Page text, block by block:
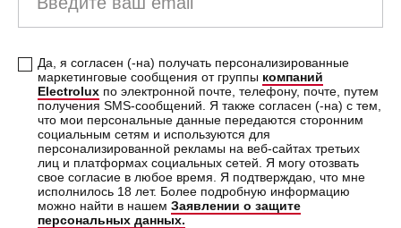
ваш
Да, я согласен (-на) получать персонализированные
маркетинговые сообщения от группы компаний
Electrolux по электронной почте, телефону, почте, путем
получения SMS-сообщений. Я также согласен (-на) с тем,
что мои персональные данные передаются сторонним
социальным сетям и используются для
персонализированной рекламы на веб-сайтах третьих
лиц и платформах социальных сетей. Я могу отозвать
свое согласие в любое время. Я подтверждаю, что мне
исполнилось 18 лет. Более подробную информацию
можно найти в нашем Заявлении о защите
персональных данных.